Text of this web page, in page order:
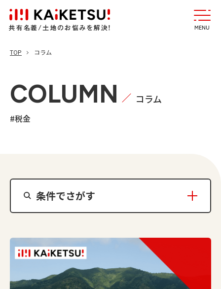
MENU
TOP コラム
COLUMN コラム
#税金
条件でさがす